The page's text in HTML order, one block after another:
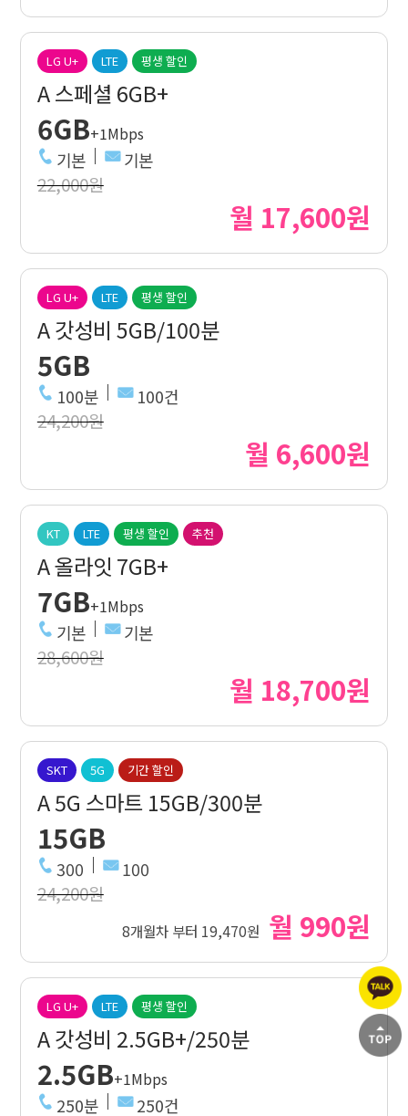
LG U+ LTE 평생 할인
A 스페셜 6GB+
6GB+1Mbps
기본 기본
22,000원
월 17,600원
LG U+ LTE 평생 할인
A 갓성비 5GB/100분
5GB
100분 100건
24,200원
월 6,600원
KT LTE 평생 할인 추천
A 올라잇 7GB+
7GB+1Mbps
기본 기본
28,600원
월 18,700원
SKT 5G 기간 할인
A 5G 스마트 15GB/300분
15GB
300 100
24,200원
8개월차 부터 19,470원 월 990원
LG U+ LTE 평생 할인
A 갓성비 2.5GB+/250분
2.5GB+1Mbps
250분 250건